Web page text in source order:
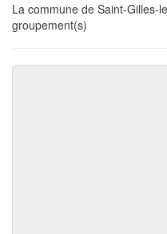
La commune de Saint-Gilles-
groupement(s)